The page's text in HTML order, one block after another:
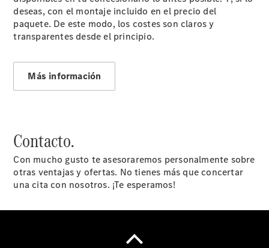
accesorios
y boutique
Llamadas al
taller
en carretera
Sobre
deseas, con el montaje incluido en el precio del
paquete. De este modo, los costes son claros y
transparentes desde el principio.
Más información
Contacto.
Con mucho gusto te asesoraremos personalmente sobre
otras ventajas y ofertas. No tienes más que concertar
una cita con nosotros. ¡Te esperamos!